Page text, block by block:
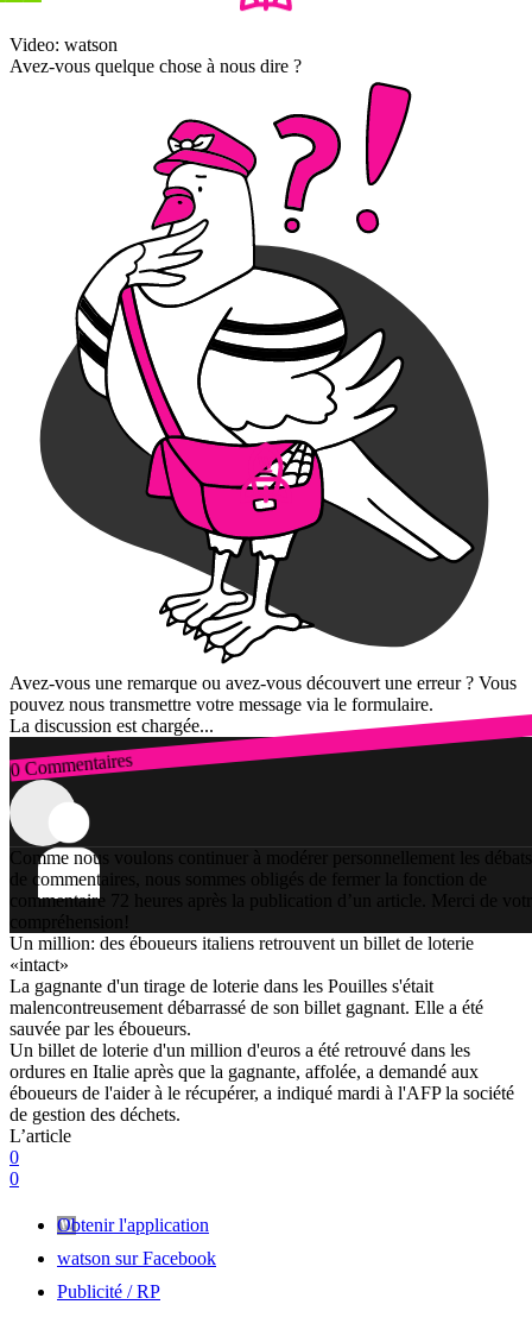
Video: watson
Avez-vous quelque chose à nous dire ?
Avez-vous une remarque ou avez-vous découvert une erreur ? Vous
pouvez nous transmettre votre message via le formulaire.
La discussion est chargée...
0 Commentaires
Connexion
Comme nous voulons continuer à modérer personnellement les débats
de commentaires, nous sommes obligés de fermer la fonction de
commentaire 72 heures après la publication d’un article. Merci de
compréhension!
Un million: des éboueurs italiens retrouvent un billet de loterie
«intact»
La gagnante d'un tirage de loterie dans les Pouilles s'était
malencontreusement débarrassé de son billet gagnant. Elle a été
sauvée par les éboueurs.
Un billet de loterie d'un million d'euros a été retrouvé dans les
ordures en Italie après que la gagnante, affolée, a demandé aux
éboueurs de l'aider à le récupérer, a indiqué mardi à l'AFP la société
de gestion des déchets.
L’article
0
0
Obtenir l'application
watson sur Facebook
Publicité / RP